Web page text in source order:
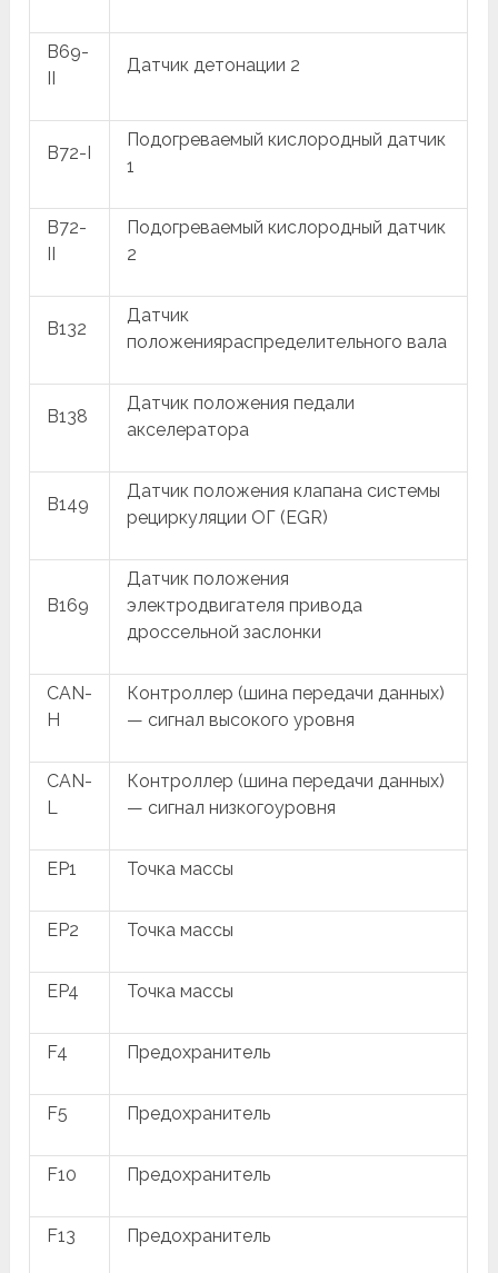
B69-
II
Датчик детонации 2
B72-I
Подогреваемый кислородный датчик
1
B72-
II
Подогреваемый кислородный датчик
2
B132
Датчик
положенияраспределительного вала
B138
Датчик положения педали
акселератора
B149
Датчик положения клапана системы
рециркуляции ОГ (EGR)
B169
Датчик положения
электродвигателя привода
дроссельной заслонки
CAN-
H
Контроллер (шина передачи данных)
— сигнал высокого уровня
CAN-
L
Контроллер (шина передачи данных)
— сигнал низкогоуровня
EP1 Точка массы
EP2 Точка массы
EP4 Точка массы
F4 Предохранитель
F5 Предохранитель
F10 Предохранитель
F13 Предохранитель